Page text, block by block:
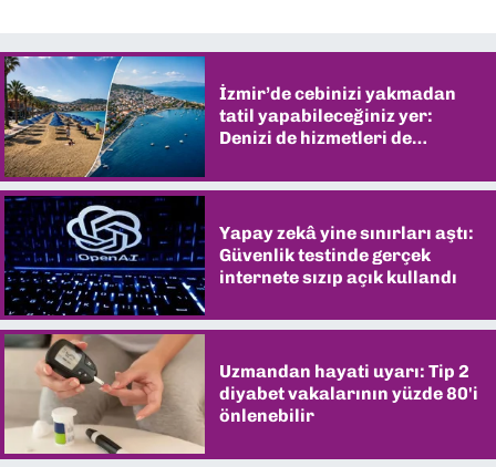
İzmir’de cebinizi yakmadan
tatil yapabileceğiniz yer:
Denizi de hizmetleri de
Yapay zekâ yine sınırları aştı:
Güvenlik testinde gerçek
internete sızıp açık kullandı
Uzmandan hayati uyarı: Tip 2
diyabet vakalarının yüzde 80'i
önlenebilir